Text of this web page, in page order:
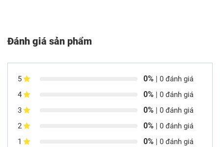
Đánh giá sản phẩm
5 0% | 0 đánh giá
4
0% | 0 đánh giá
3
0% | 0 đánh giá
2
0% | 0 đánh giá
1
0% | 0 đánh giá